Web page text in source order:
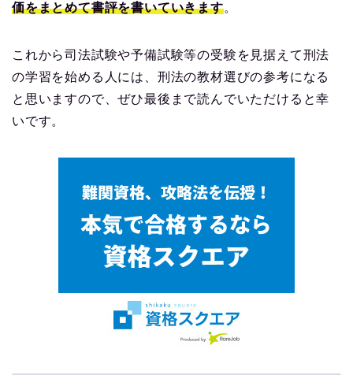
価をまとめて書評を書いていきます。
これから司法試験や予備試験等の受験を見据えて刑法
の学習を始める人には、刑法の教材選びの参考になる
と思いますので、ぜひ最後まで読んでいただけると幸
いです。